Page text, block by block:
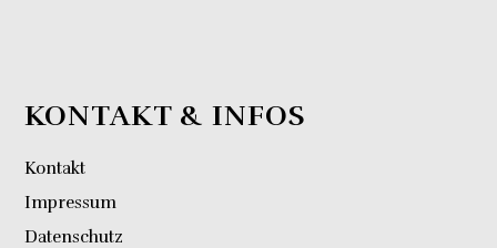
KONTAKT & INFOS
Kontakt
Impressum
Datenschutz